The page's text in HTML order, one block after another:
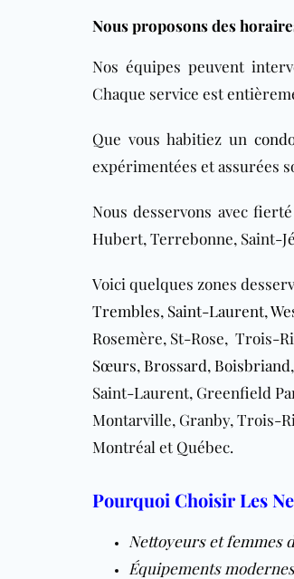
Nous proposons des
Nos équipes peuvent
Chaque service est
Que vous habitiez un
expérimentées et assurées
Nous desservons avec
Hubert, Terrebonne, Saint-
Voici quelques zones
Trembles, Saint-Laurent,
Rosemère, St-Rose, Trois-
Sœurs, Brossard, Boisbriand,
Saint-Laurent, Greenfield
Montarville, Granby, Trois-
Montréal et Québec.
Pourquoi Choisir Les
Nettoyeurs et femmes
Équipements